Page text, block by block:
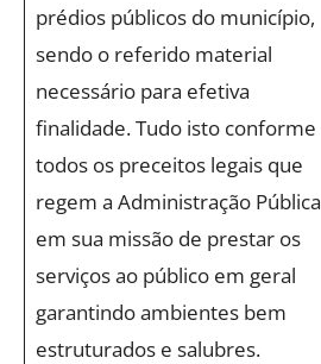
prédios públicos do município,
sendo o referido material
necessário para efetiva
finalidade. Tudo isto conforme
todos os preceitos legais que
regem a Administração Pública
em sua missão de prestar os
serviços ao público em geral
garantindo ambientes bem
estruturados e salubres.